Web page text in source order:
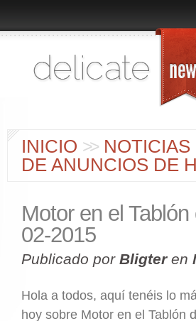
INICIO >> NOTICIAS
DE ANUNCIOS DE
Motor en el
02-2015
Publicado por Bligteren
Hola a todos, aquí tenéis lo
hoy sobre Motor en el Tablón